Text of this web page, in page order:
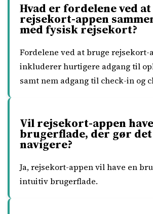
Hvad er fordelene ved
rejsekort-appen
med fysisk rejsekort?
Fordelene ved at bruge rejsekort-
inkluderer hurtigere adgang til
samt nem adgang til check-in og
Vil rejsekort-appen
brugerflade, der gør
navigere?
Ja, rejsekort-appen vil have en
intuitiv brugerflade.